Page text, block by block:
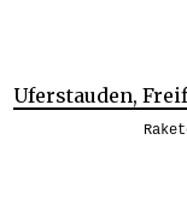
Uferstauden,